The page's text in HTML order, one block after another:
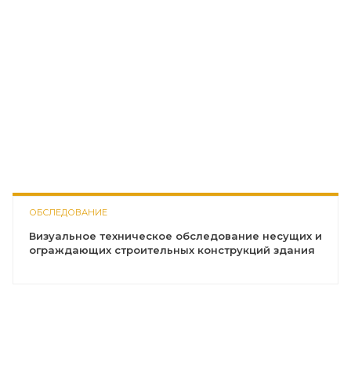
ОБСЛЕДОВАНИЕ
Визуальное техническое обследование несущих и
ограждающих строительных конструкций здания